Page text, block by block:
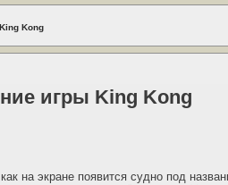
Kong
игры King Kong
на экране появится судно под